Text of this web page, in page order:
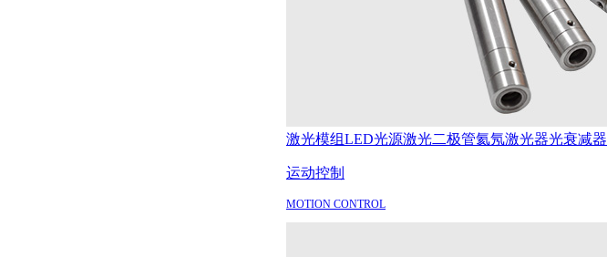
激光模组LED光源激光二极管氦氖激光器光衰减器
运动控制
MOTION CONTROL